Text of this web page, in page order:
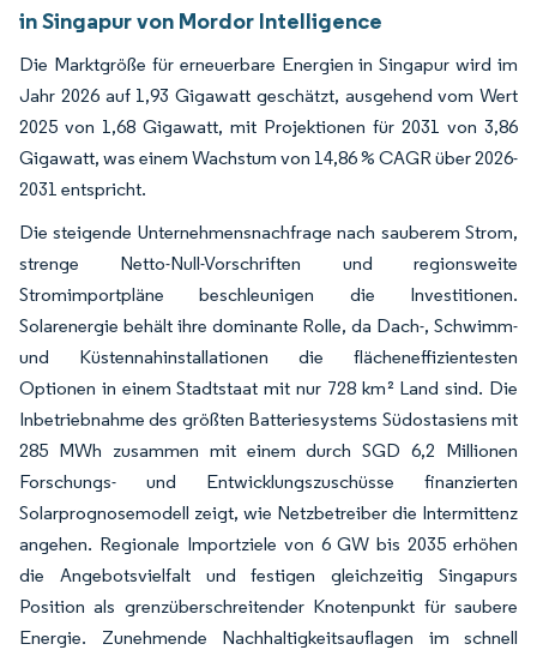
in Singapur von Mordor Intelligence
Die Marktgröße für erneuerbare Energien in Singapur wird im
Jahr 2026 auf 1,93 Gigawatt geschätzt, ausgehend vom Wert
2025 von 1,68 Gigawatt, mit Projektionen für 2031 von 3,86
Gigawatt, was einem Wachstum von 14,86 % CAGR über 2026-
2031 entspricht.
Die steigende Unternehmensnachfrage nach sauberem Strom,
strenge Netto-Null-Vorschriften und regionsweite
Stromimportpläne beschleunigen die Investitionen.
Solarenergie behält ihre dominante Rolle, da Dach-, Schwimm-
und Küstennahinstallationen die flächeneffizientesten
Optionen in einem Stadtstaat mit nur 728 km² Land sind. Die
Inbetriebnahme des größten Batteriesystems Südostasiens mit
285 MWh zusammen mit einem durch SGD 6,2 Millionen
Forschungs- und Entwicklungszuschüsse finanzierten
Solarprognosemodell zeigt, wie Netzbetreiber die Intermittenz
angehen. Regionale Importziele von 6 GW bis 2035 erhöhen
die Angebotsvielfalt und festigen gleichzeitig Singapurs
Position als grenzüberschreitender Knotenpunkt für saubere
Energie. Zunehmende Nachhaltigkeitsauflagen im schnell